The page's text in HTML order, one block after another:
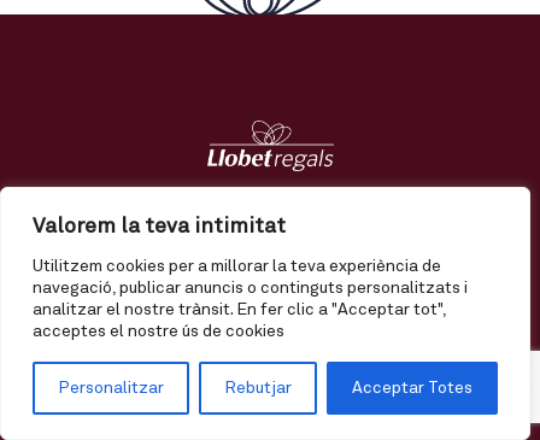
Valorem la teva intimitat
Utilitzem cookies per a millorar la teva experiència de
navegació, publicar anuncis o continguts personalitzats i
analitzar el nostre trànsit. En fer clic a "Acceptar tot",
acceptes el nostre ús de cookies
Personalitzar Rebutjar Acceptar Totes
Regals Tendències
© Llobet Regals, 2020 | T. 93 876 18 50 | llobet@llobetregals.com
El meu compte Enviament Termes i condicions
Política de privadesa Política de qualitat Avís legal